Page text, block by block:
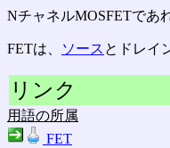
NチャネルMOSFETであ
FETは、 ソース とドレイ
リンク
用語の所属
FET